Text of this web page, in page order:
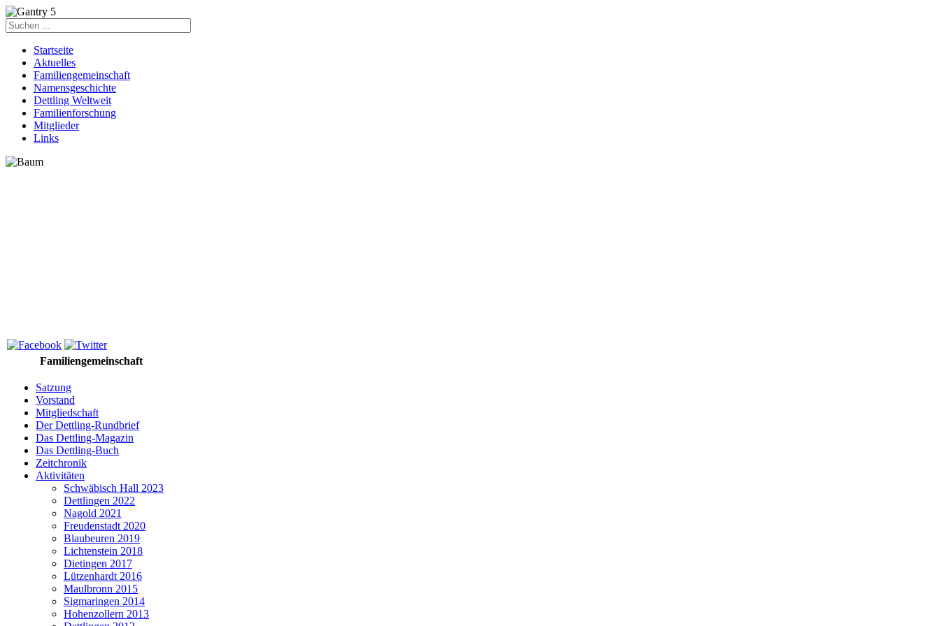
Startseite
Aktuelles
Familiengemeinschaft
Namensgeschichte
Dettling Weltweit
Familienforschung
Mitglieder
Links
Familiengemeinschaft
Satzung
Vorstand
Mitgliedschaft
Der Dettling-Rundbrief
Das Dettling-Magazin
Das Dettling-Buch
Zeitchronik
Aktivitäten
Schwäbisch Hall 2023
Dettlingen 2022
Nagold 2021
Freudenstadt 2020
Blaubeuren 2019
Lichtenstein 2018
Dietingen 2017
Lützenhardt 2016
Maulbronn 2015
Sigmaringen 2014
Hohenzollern 2013